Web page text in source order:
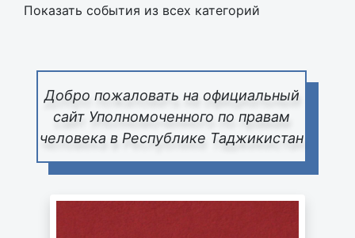
Добро пожаловать на официальный
сайт Уполномоченного по правам
человека в Республике Таджикистан
Показать события из всех категорий